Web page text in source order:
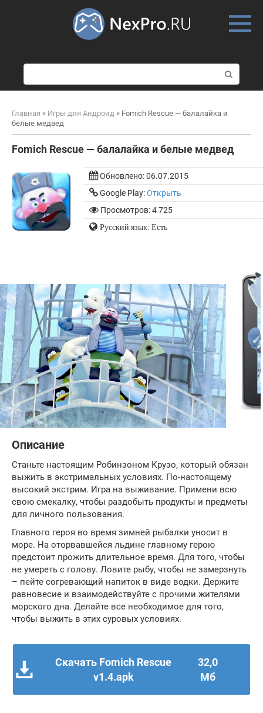
о
и
к
Главная » Игры для Андроид » Fomich Rescue — балалайка и
белые медвед
Fomich Rescue — балалайка и белые медвед
Обновлено:06.07.2015
Google Play:Открыть
Просмотров: 4 725
Русский язык: Есть
Описание
Станьте настоящим Робинзоном Крузо, который обязан
выжить в экстримальных условиях. По-настоящему
высокий экстрим. Игра на выживание. Примени всю
свою смекалку, чтобы раздобыть продукты и предметы
для личного пользования.
Главного героя во время зимней рыбалки уносит в
море. На оторвавшейся льдине главному герою
предстоит прожить длительное время. Для того, чтобы
не умереть с голову. Ловите рыбу, чтобы не замерзнуть
– пейте согревающий напиток в виде водки. Держите
равновесие и взаимодействуйте с прочими жителями
морского дна. Делайте все необходимое для того,
чтобы выжить в этих суровых условиях.
Скачать Fomich Rescue
v1.4.apk
32,0
Мб